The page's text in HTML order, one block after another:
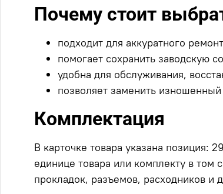
Почему стоит
подходит для аккуратного
помогает сохранить заводскую
удобна для обслуживания,
позволяет заменить
Комплектация
В карточке товара указана позиция:
единице товара или комплекту в том
прокладок, разъемов, расходников и